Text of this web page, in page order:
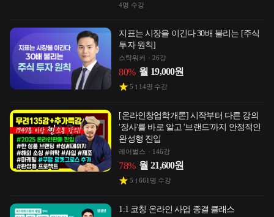
4명 수강
지표는 시장을 이긴다 30배 불리는 [주식
투자 원칙]
스탁워커 26강
80% 월 19,000원
5 14명 수강
[온라인창업학개론] 시작부터 다른 강의
'장사'를 바로 알고 '브랜드'까지 안정적인
완성형 진입
레어벌스 146강
78% 월 21,600원
5 661 명 수강
1:1 코칭 온라인 사업 종결 클래스